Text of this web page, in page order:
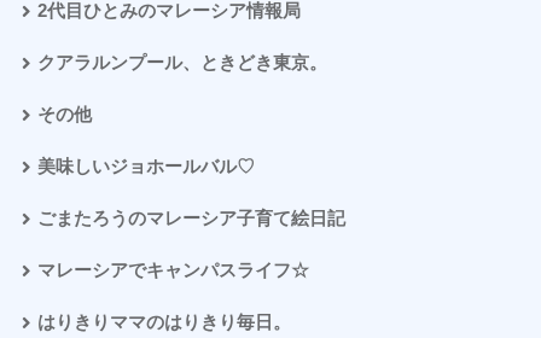
2代目ひとみのマレーシア情報局
クアラルンプール、ときどき東京。
その他
美味しいジョホールバル♡
ごまたろうのマレーシア子育て絵日記
マレーシアでキャンパスライフ☆
はりきりママのはりきり毎日。